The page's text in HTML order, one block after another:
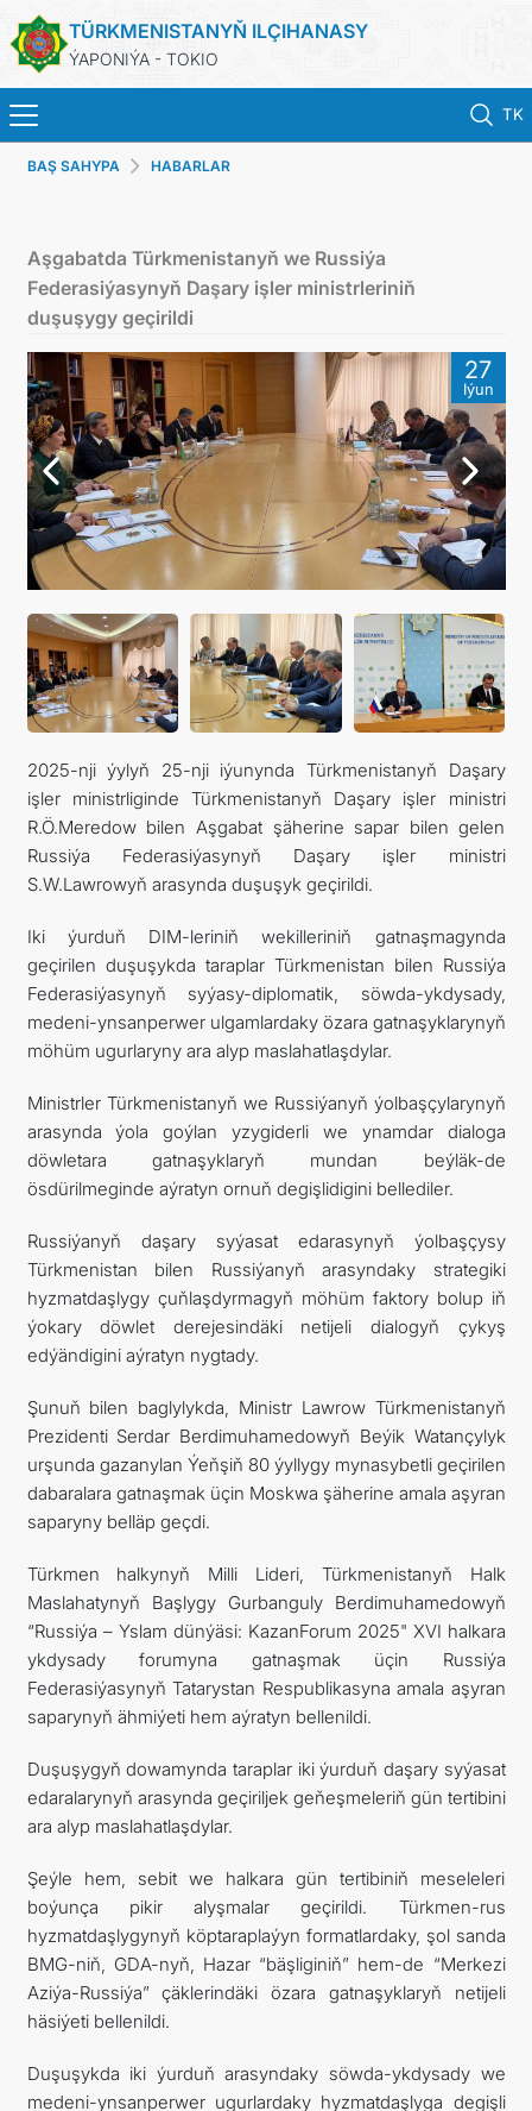
TÜRKMENISTANYŇ ILÇIHANASY
ÝAPONIÝA - TOKIO
TK
BAŞ SAHYPA
TÜRKMENISTAN
KONSULLYK HYZMATLARY
DIM
ARAGATNAŞYK
FOLLOW US ON INSTAGRAM
INVEST TO TURKMENISTAN! PROJECTS AND USEFUL
INFORMATION
BAŞ SAHYPA HABARLAR
Aşgabatda Türkmenistanyň we Russiýa
Federasiýasynyň Daşary işler ministrleriniň
duşuşygy geçirildi
27
Iýun
2025-nji ýylyň 25-nji iýunynda Türkmenistanyň Daşary
işler ministrliginde Türkmenistanyň Daşary işler ministri
R.Ö.Meredow bilen Aşgabat şäherine sapar bilen gelen
Russiýa Federasiýasynyň Daşary işler ministri
S.W.Lawrowyň arasynda duşuşyk geçirildi.
Iki ýurduň DIM-leriniň wekilleriniň gatnaşmagynda
geçirilen duşuşykda taraplar Türkmenistan bilen Russiýa
Federasiýasynyň syýasy-diplomatik, söwda-ykdysady,
medeni-ynsanperwer ulgamlardaky özara gatnaşyklarynyň
möhüm ugurlaryny ara alyp maslahatlaşdylar.
Ministrler Türkmenistanyň we Russiýanyň ýolbaşçylarynyň
arasynda ýola goýlan yzygiderli we ynamdar dialoga
döwletara gatnaşyklaryň mundan beýläk-de
ösdürilmeginde aýratyn ornuň degişlidigini bellediler.
Russiýanyň daşary syýasat edarasynyň ýolbaşçysy
Türkmenistan bilen Russiýanyň arasyndaky strategiki
hyzmatdaşlygy çuňlaşdyrmagyň möhüm faktory bolup iň
ýokary döwlet derejesindäki netijeli dialogyň çykyş
edýändigini aýratyn nygtady.
Şunuň bilen baglylykda, Ministr Lawrow Türkmenistanyň
Prezidenti Serdar Berdimuhamedowyň Beýik Watançylyk
urşunda gazanylan Ýeňşiň 80 ýyllygy mynasybetli geçirilen
dabaralara gatnaşmak üçin Moskwa şäherine amala aşyran
saparyny belläp geçdi.
Türkmen halkynyň Milli Lideri, Türkmenistanyň Halk
Maslahatynyň Başlygy Gurbanguly Berdimuhamedowyň
“Russiýa – Yslam dünýäsi: KazanForum 2025" XVI halkara
ykdysady forumyna gatnaşmak üçin Russiýa
Federasiýasynyň Tatarystan Respublikasyna amala aşyran
saparynyň ähmiýeti hem aýratyn bellenildi.
Duşuşygyň dowamynda taraplar iki ýurduň daşary syýasat
edaralarynyň arasynda geçiriljek geňeşmeleriň gün tertibini
ara alyp maslahatlaşdylar.
Şeýle hem, sebit we halkara gün tertibiniň meseleleri
boýunça pikir alyşmalar geçirildi. Türkmen-rus
hyzmatdaşlygynyň köptaraplaýyn formatlardaky, şol sanda
BMG-niň, GDA-nyň, Hazar “bäşliginiň” hem-de “Merkezi
Aziýa-Russiýa” çäklerindäki özara gatnaşyklaryň netijeli
häsiýeti bellenildi.
Duşuşykda iki ýurduň arasyndaky söwda-ykdysady we
medeni-ynsanperwer ugurlardaky hyzmatdaşlyga degişli